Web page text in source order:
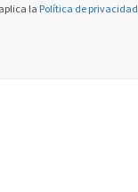
la Política de privacidad